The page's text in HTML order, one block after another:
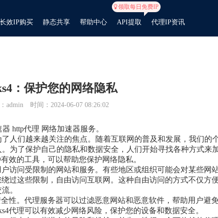
长效IP购买 静态共享 帮助中心 API提取
领取每日免费IP
代理IP资讯
：保护您的网络隐私
admin 时间：2024-06-07 08:26:02
http代理 网络加速器服务。
人们越来越关注的焦点。随着互联网的普及和发展，我们的
为了保护自己的隐私和数据安全，人们开始寻找各种方式来
效的工具，可以帮助您保护网络隐私。
访问受限制的网站和服务。有些地区或组织可能会对某些网
过这些限制，自由访问互联网。这种自由访问的方式不仅方
。
性。代理服务器可以过滤恶意网站和恶意软件，帮助用户避
代理可以有效减少网络风险，保护您的设备和数据安全。